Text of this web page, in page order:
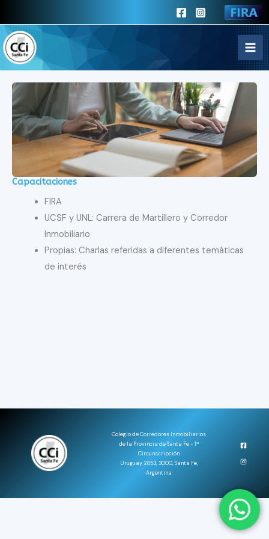
al
contenido
Capacitaciones
FIRA
UCSF y UNL: Carrera de Martillero y Corredor
Inmobiliario
Propias: Charlas referidas a diferentes temáticas
de interés
Colegio de Corredores Inmobiliarios
de la Provincia de Santa Fe - 1ª
Circunscripción
Uruguay 2853, 3000, Santa Fe,
Argentina